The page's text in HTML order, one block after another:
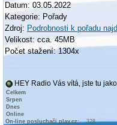
Datum: 03.05.2022
Kategorie: Pořady
Zdroj: Podrobnosti k pořadu
Velikost: cca. 45MB
Počet stažení: 1304x
HEY Radio Vás vítá, jste tu jako
Celkem
Srpen
Dnes
Online
On-line posluchači play.cz:
328